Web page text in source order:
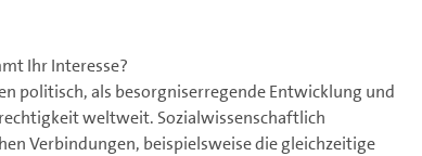
Ihr Interesse?
politisch, als besorgniserregende Entwicklung und
weltweit. Sozialwissenschaftlich
Verbindungen, beispielsweise die gleichzeitige